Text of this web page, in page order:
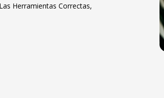
Herramientas Correctas,